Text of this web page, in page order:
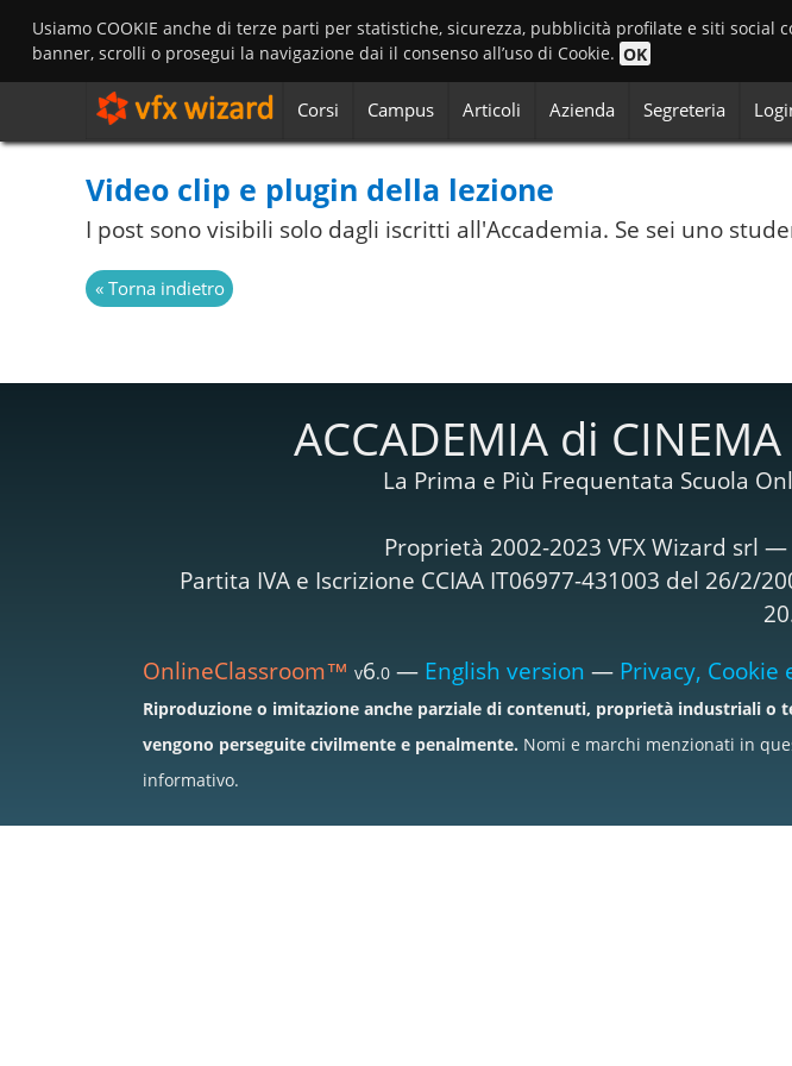
Usiamo COOKIE anche di terze parti per statistiche, sicurezza, pubblicità profilate e siti social
banner, scrolli o prosegui la navigazione dai il consenso all’uso di Cookie. OK
Corsi Campus Articoli Azienda Segreteria
Video clip e plugin della lezione
I post sono visibili solo dagli iscritti all'Accademia. Se sei uno
ACCADEMIA di
La Prima e Più Frequentata Scuola
Proprietà 2002-2023 VFX Wizard srl
Partita IVA e Iscrizione CCIAA IT06977-431003 del 26/2/
OnlineClassroom™ v6.0 — English version — Privacy,
Riproduzione o imitazione anche parziale di contenuti, proprietà industriali o
vengono perseguite civilmente e penalmente. Nomi e marchi menzionati in
informativo.